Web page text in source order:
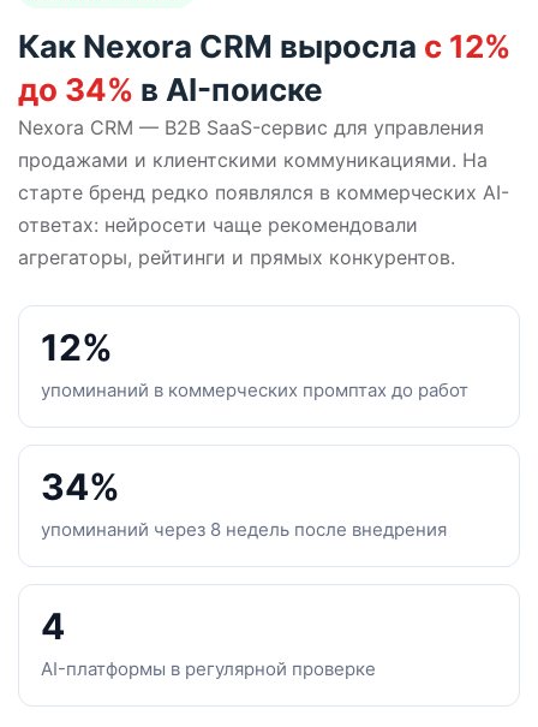
Как Nexora CRM выросла с 12%
до 34% в AI-поиске
Nexora CRM — B2B SaaS-сервис для управления
продажами и клиентскими коммуникациями. На
старте бренд редко появлялся в коммерческих AI-
ответах: нейросети чаще рекомендовали
агрегаторы, рейтинги и прямых конкурентов.
12%
упоминаний в коммерческих промптах до работ
34%
упоминаний через 8 недель после внедрения
4
AI-платформы в регулярной проверке